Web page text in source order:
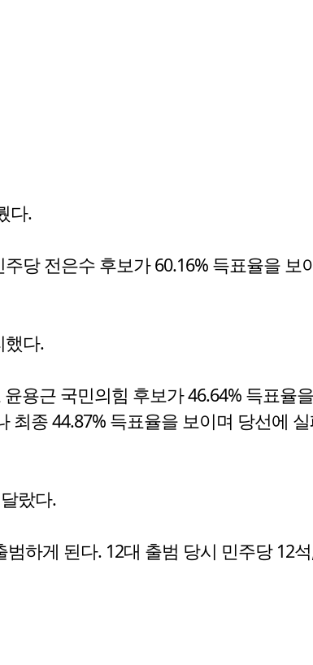
다.
당 전은수 후보가 60.16% 득표율을 보
했다.
용근 국민의힘 후보가 46.64% 득표율
종 44.87% 득표율을 보이며 당선에
랐다.
하게 된다. 12대 출범 당시 민주당 12